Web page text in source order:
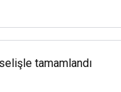
tamamlandı